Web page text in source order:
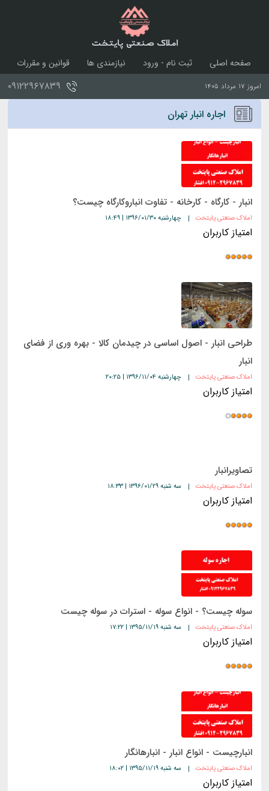
املاک صنعتی پایتخت
صفحه اصلی ثبت نام - ورود نیازمندی ها
قوانین و مقررات
امروز ۱۷ مرداد ۱۴۰۵
۰۹۱۲۲۹۶۷۸۳۹
اجاره انبار تهران
انبار - کارگاه - کارخانه - تفاوت انباروکارگاه چیست؟
املاک صنعتی پایتخت چهارشنبه ۱۳۹۶/۰۱/۳۰ | ۱۸:۴۹
امتیاز کاربران
طراحی انبار - اصول اساسی در چیدمان کالا - بهره وری از فضای
انبار
املاک صنعتی پایتخت چهارشنبه ۱۳۹۶/۱۱/۰۴ | ۲۰:۲۵
امتیاز کاربران
تصاویرانبار
املاک صنعتی پایتخت سه شنبه ۱۳۹۶/۰۱/۲۹ | ۱۸:۳۳
امتیاز کاربران
سوله چیست؟ - انواع سوله - استرات در سوله چیست
املاک صنعتی پایتخت سه شنبه ۱۳۹۵/۱۱/۱۹ | ۱۷:۲۲
امتیاز کاربران
انبارچیست - انواع انبار - انبارهانگار
املاک صنعتی پایتخت سه شنبه ۱۳۹۵/۱۱/۱۹ | ۱۸:۰۲
امتیاز کاربران